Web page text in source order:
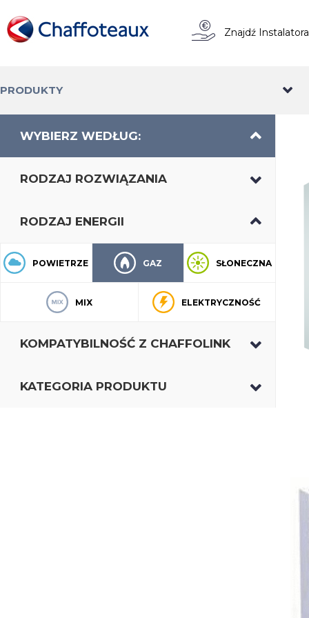
Znajdź Instalatora
PRODUKTY
WYBIERZ WEDŁUG:
RODZAJ ROZWIĄZANIA
RODZAJ ENERGII
POWIETRZE GAZ SŁONECZNA
MIX ELEKTRYCZNOŚĆ
KOMPATYBILNOŚĆ Z CHAFFOLINK
KATEGORIA PRODUKTU